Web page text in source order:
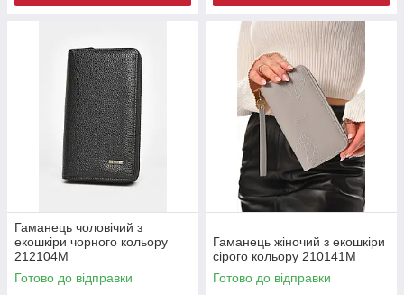
Гаманець чоловічий з
екошкіри чорного кольору
212104M
Готово до відправки
Гаманець жіночий з екошкіри
сірого кольору 210141M
Готово до відправки